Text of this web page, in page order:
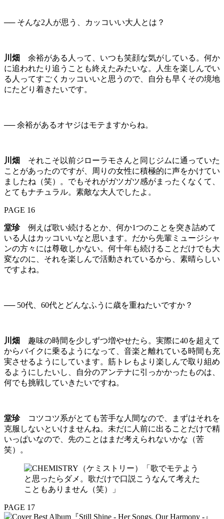
── そんな2人が思う、カッコいい大人とは？
川畑
余裕がある人って、いつも笑顔な気がしている。何か
に追われたり追うことも終えたみたいな。人生を楽しんでい
る人ってすごくカッコいいと思うので、自分も早くその境地
にたどり着きたいです。
── 余裕があるオヤジはモテますからね。
川畑
それこそ以前ジローラモさんと同じジムに通っていた
ことがあったのですが、周りの女性に積極的に声をかけてい
ましたね（笑）。でもそれがガツガツ感がまったくなくて、
とてもナチュラル。素敵な大人でしたよ。
PAGE 16
堂珍例えば歌い続けるとか、何か1つのことを突き詰めて
いる人はカッコいいなと思います。だから先輩ミュージシャ
ンの方々には尊敬しかない。何十年も続けることだけでも大
変なのに、それを楽しんで活動されているから、素晴らしい
ですよね。
── 50代、60代とどんなふうに歳を重ねたいですか？
川畑
趣味の時間を少しずつ増やせたら。実際に40を超えて
からバイクに乗るようになって、音楽と離れている時間も充
実させるようにしています。筋トレもより楽しんで取り組め
るようにしたいし、自分のアンテナに引っかかったものは、
何でも挑戦していきたいですね。
堂珍コツコツ系がとても苦手な人間なので、まずはそれを
克服しないといけませんね。未だに人前に出ることだけで精
いっぱいなので、先のことはまだ考えられないかな（苦
笑）。
PAGE 17